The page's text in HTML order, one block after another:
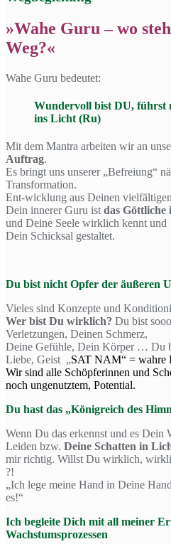
»Wahe Guru – wo
Weg?«
Wahe Guru bedeutet:
Wundervoll bist DU, führst
ins Licht (Ru)
Mit dem Mantra arbeiten wir an
Auftrag.
Es bringt uns unserer „Befreiung“
Transformation.
Ent-wicklung aus Deinen
Dein innerer Guru ist das Göttliche
und Deine Seele wirklich kennt und
Dein Schicksal gestaltet.
Du bist nicht Opfer der äußeren
Vieles sind Konzepte und
Wer bist Du wirklich? Du bist
Verletzungen, Deinen Schmerz,
Deine Gefühle, Dein Körper … Du
Liebe, Geist „SAT NAM“ = wahre
Wir sind alle Schöpferinnen und
noch ungenutztem, Potential.
Du hast das „Königreich des
Wenn Du das erkennst und es Dein
Leiden bzw. Deine Schatten in
mir richtig. Willst Du wirklich,
?!
„Ich lege meine Hand in Deine
es!“
Ich begleite Dich mit all meiner
Wachstumsprozessen